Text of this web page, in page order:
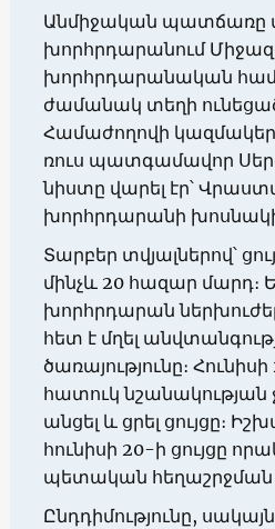
Անմիջական պատճառը
խորհրդարանում
խորհրդարանական
ժամանակ տեղի
Համաժողովի
ռուս պատգամավոր
նիստը վարել էր՝
խորհրդարանի
Տարբեր տվյալներով՝
մինչև 20 հազար մարդ։
խորհրդարան
հետ է մղել
ծառայությունը։
հատուկ նշանակության
անցել և ցրել ցույցը։
հունիսի 20-ի ցույցը
պետական հեղաշրջման
Ընդդիմությունը,